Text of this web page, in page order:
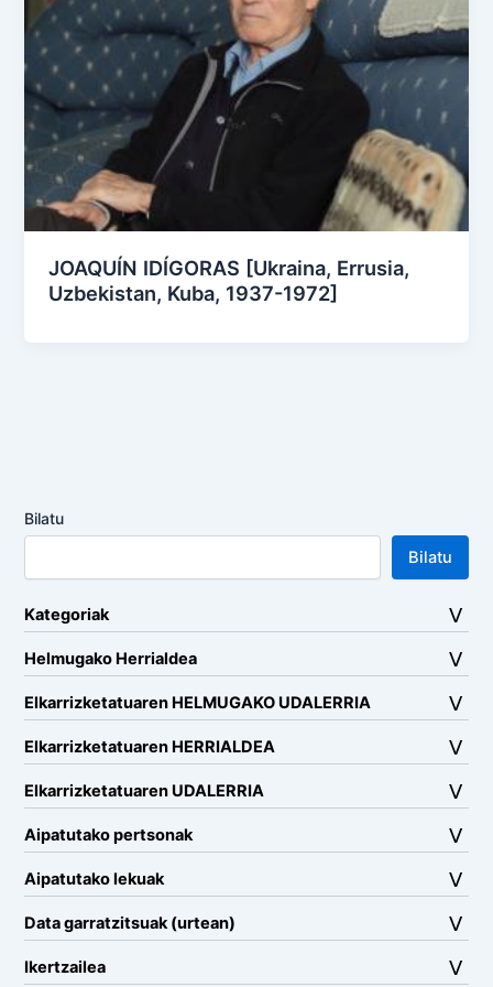
JOAQUÍN IDÍGORAS [Ukraina, Errusia,
Uzbekistan, Kuba, 1937-1972]
Bilatu
Bilatu
Kategoriak
Helmugako Herrialdea
Elkarrizketatuaren HELMUGAKO UDALERRIA
Elkarrizketatuaren HERRIALDEA
Elkarrizketatuaren UDALERRIA
Aipatutako pertsonak
Aipatutako lekuak
Data garratzitsuak (urtean)
Ikertzailea